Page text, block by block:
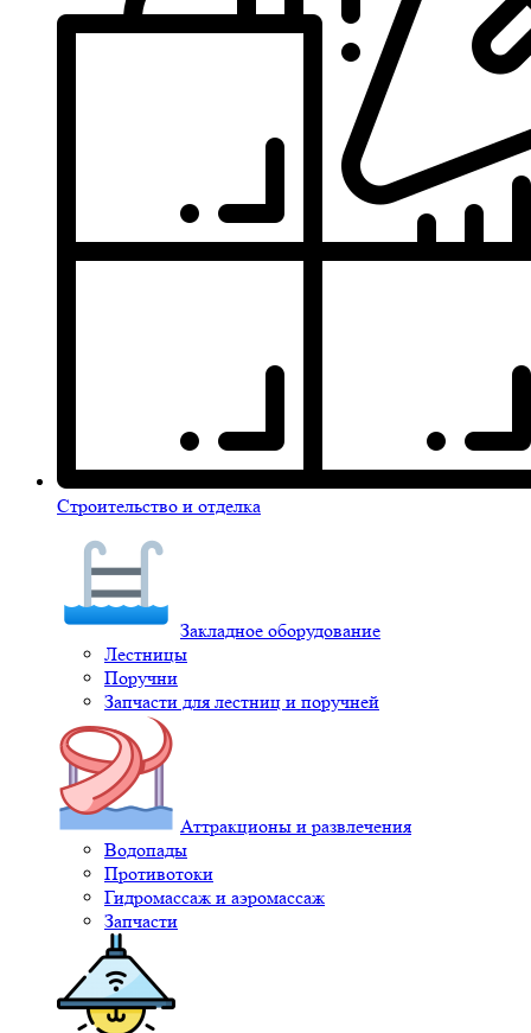
Строительство и отделка
Закладное оборудование
Лестницы
Поручни
Запчасти для лестниц и поручней
Аттракционы и развлечения
Водопады
Противотоки
Гидромассаж и аэромассаж
Запчасти